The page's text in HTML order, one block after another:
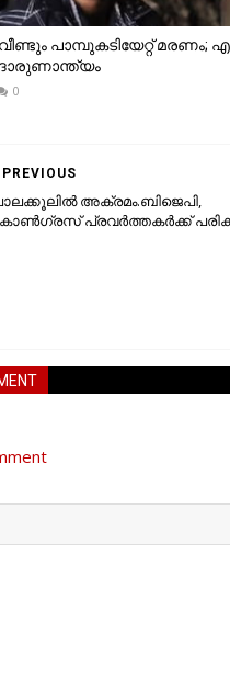
പാമ്പുകടിയേറ്റ് മരണം;
0
PREVIOUS
അക്രമം.ബിജെപി,
പ്രവർത്തകർക്ക്